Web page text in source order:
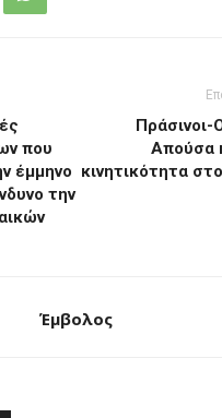
που
έμμηνο
την
Πράσινοι-
Απούσα
κινητικότητα
Έμβολος